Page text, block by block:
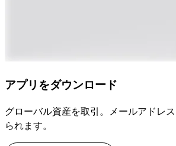
アプリをダウンロード
グローバル資産を取引。メールアドレ
られます。